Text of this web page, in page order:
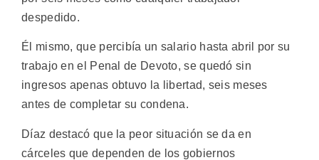
despedido.
Él mismo, que percibía un salario hasta abril por su
trabajo en el Penal de Devoto, se quedó sin
ingresos apenas obtuvo la libertad, seis meses
antes de completar su condena.
Díaz destacó que la peor situación se da en
cárceles que dependen de los gobiernos